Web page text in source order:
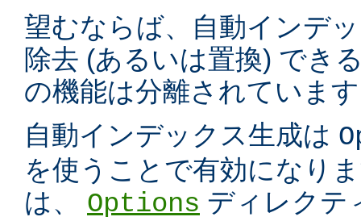
望むならば、自動インデ
除去 (あるいは置換) でき
の機能は分離されていま
自動インデックス生成は
を使うことで有効になり
は、 Options ディレクテ